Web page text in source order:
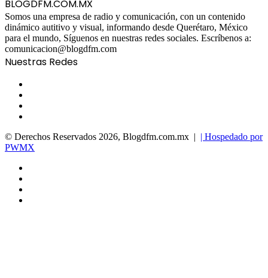
BLOGDFM.COM.MX
Somos una empresa de radio y comunicación, con un contenido
dinámico autitivo y visual, informando desde Querétaro, México
para el mundo, Síguenos en nuestras redes sociales. Escríbenos a:
comunicacion@blogdfm.com
Nuestras Redes
© Derechos Reservados 2026, Blogdfm.com.mx | | Hospedado por
PWMX